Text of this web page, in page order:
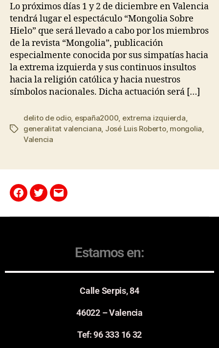
Lo próximos días 1 y 2 de diciembre en Valencia
tendrá lugar el espectáculo “Mongolia Sobre
Hielo” que será llevado a cabo por los miembros
de la revista “Mongolia”, publicación
especialmente conocida por sus simpatías hacia
la extrema izquierda y sus continuos insultos
hacia la religión católica y hacia nuestros
símbolos nacionales. Dicha actuación será […]
delito de odio, españa2000 extrema izquierda
generalitat valenciana José Luis Roberto, mongolia
Valencia
Estamos en:
Calle Serpis, 84
46022 – Valencia
Tef: 96 333 16 32